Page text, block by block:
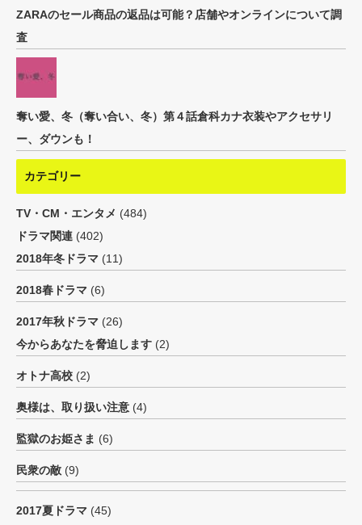
ZARAのセール商品の返品は可能？店舗やオンラインについて調
査
奪い愛、冬（奪い合い、冬）第４話倉科カナ衣装やアクセサリ
ー、ダウンも！
カテゴリー
TV・CM・エンタメ (484)
ドラマ関連 (402)
2018年冬ドラマ (11)
2018春ドラマ (6)
2017年秋ドラマ (26)
今からあなたを脅迫します (2)
オトナ高校 (2)
奥様は、取り扱い注意 (4)
監獄のお姫さま (6)
民衆の敵 (9)
2017夏ドラマ (45)